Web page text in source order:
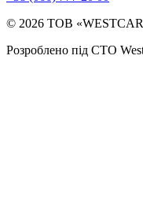
© 2026 ТОВ
Розроблено під СТО